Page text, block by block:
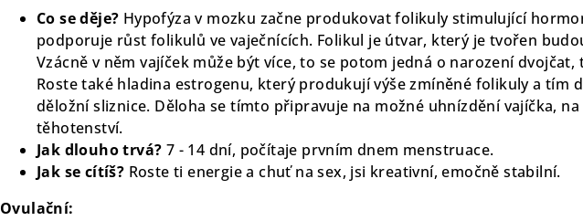
Co se děje? Hypofýza v mozku začne produkovat folikuly stimulující
podporuje růst folikulů ve vaječnících. Folikul je útvar, který je tvořen
Vzácně v něm vajíček může být více, to se potom jedná o narození
Roste také hladina estrogenu, který produkují výše zmíněné folikuly a tím
děložní sliznice. Děloha se tímto připravuje na možné uhnízdění vajíčka,
těhotenství.
Jak dlouho trvá? 7 - 14 dní, počítaje prvním dnem menstruace.
Jak se cítíš? Roste ti energie a chuť na sex, jsi kreativní, emočně stabilní.
Ovulační: